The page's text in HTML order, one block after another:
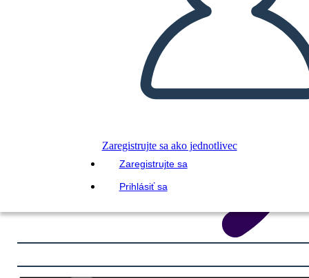
Zaregistrujte sa ako jednotlivec
Zaregistrujte sa
Prihlásiť sa